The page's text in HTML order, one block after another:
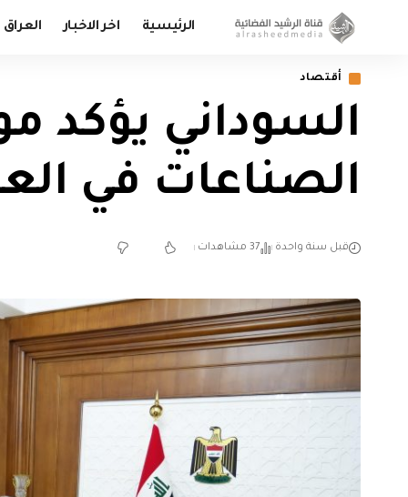
الرئيسية اخر الاخبار العراق
أقتصاد
السوداني يؤكد
الصناعات في
قبل سنة واحدة 37 مشاهدات